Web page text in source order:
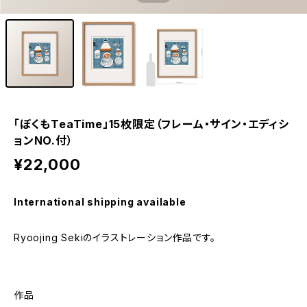
「ぼくもTeaTime」15枚限定（フレーム・サイン・エディシ
ョンNO.付）
¥22,000
International shipping available
Ryoojing Sekiのイラストレーション作品です。
作品